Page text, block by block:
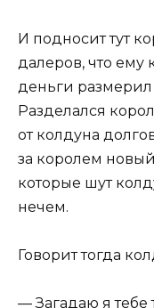
И подносит тут
далеров, что ему
деньги
Разделался
от колдуна
за королем
которые шут
нечем.
Говорит тогда
— Загадаю я тебе